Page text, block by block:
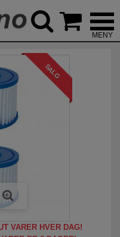
SALG
VARER HVER DAG!
 